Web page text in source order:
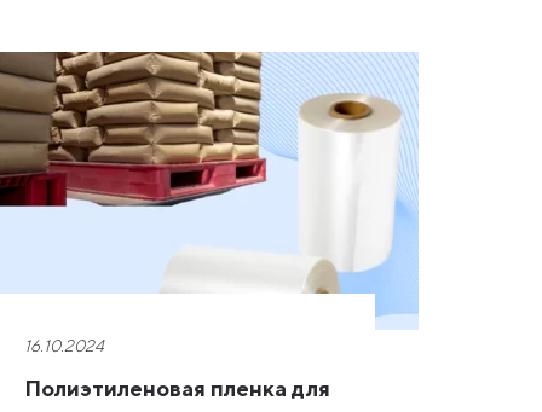
16.10.2024
Полиэтиленовая пленка для